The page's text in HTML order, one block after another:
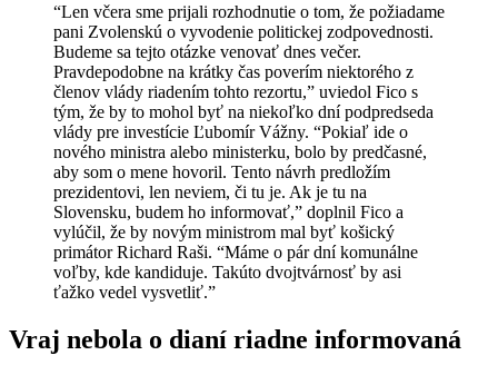
“Len včera sme prijali rozhodnutie o tom, že požiadame
pani Zvolenskú o vyvodenie politickej zodpovednosti.
Budeme sa tejto otázke venovať dnes večer.
Pravdepodobne na krátky čas poverím niektorého z
členov vlády riadením tohto rezortu,” uviedol Fico s
tým, že by to mohol byť na niekoľko dní podpredseda
vlády pre investície Ľubomír Vážny. “Pokiaľ ide o
nového ministra alebo ministerku, bolo by predčasné,
aby som o mene hovoril. Tento návrh predložím
prezidentovi, len neviem, či tu je. Ak je tu na
Slovensku, budem ho informovať,” doplnil Fico a
vylúčil, že by novým ministrom mal byť košický
primátor Richard Raši. “Máme o pár dní komunálne
voľby, kde kandiduje. Takúto dvojtvárnosť by asi
ťažko vedel vysvetliť.”
Vraj nebola o dianí riadne informovaná